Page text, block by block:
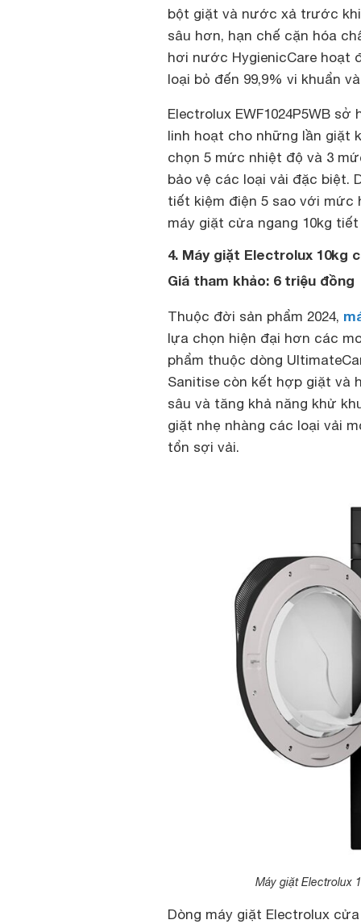
bột giặt và nước xả trước
sâu hơn, hạn chế cặn hóa
hơi nước HygienicCare hoạt
loại bỏ đến 99,9% vi khuẩn
Electrolux EWF1024P5WB
linh hoạt cho những lần giặt
chọn 5 mức nhiệt độ và 3
bảo vệ các loại vải đặc biệt.
tiết kiệm điện 5 sao với mức
máy giặt cửa ngang 10kg
4. Máy giặt Electrolux 10kg
Giá tham khảo: 6 triệu đồng
Thuộc đời sản phẩm 2024,
lựa chọn hiện đại hơn các
phẩm thuộc dòng
Sanitise còn kết hợp giặt và
sâu và tăng khả năng khử
giặt nhẹ nhàng các loại vải
tổn sợi vải.
Máy giặt Electrolux
Dòng máy giặt Electrolux